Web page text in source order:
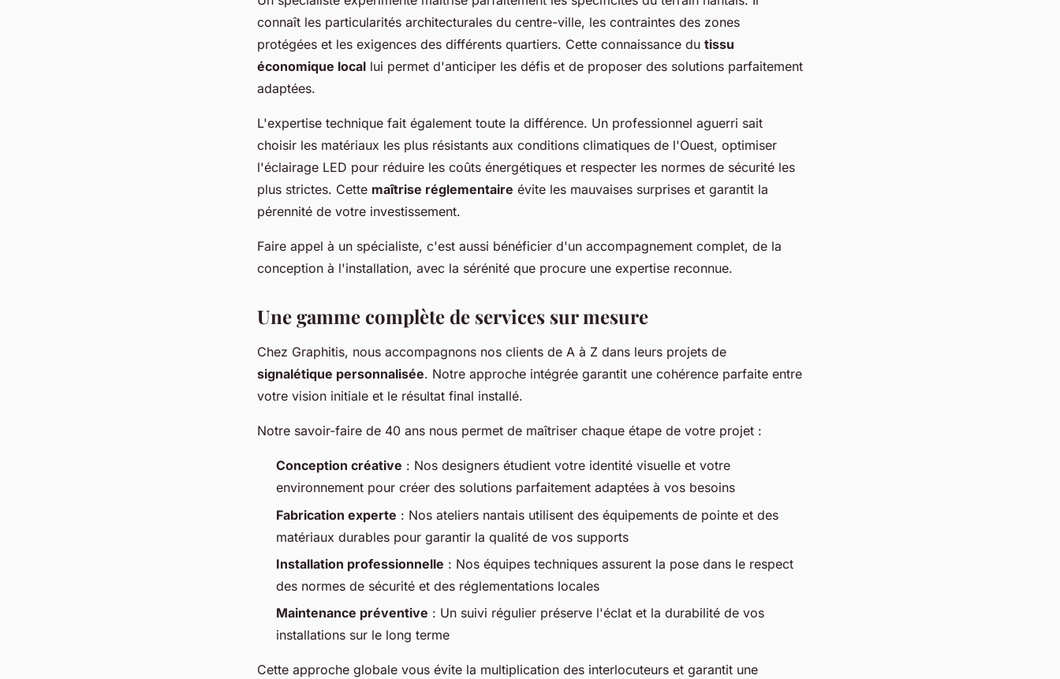
connaît les particularités architecturales du centre-ville, les contraintes des zones
protégées et les exigences des différents quartiers. Cette connaissance du tissu
économique local lui permet d'anticiper les défis et de proposer des solutions parfaitement
adaptées.
L'expertise technique fait également toute la différence. Un professionnel aguerri sait
choisir les matériaux les plus résistants aux conditions climatiques de l'Ouest, optimiser
l'éclairage LED pour réduire les coûts énergétiques et respecter les normes de sécurité les
plus strictes. Cette maîtrise réglementaire évite les mauvaises surprises et garantit la
pérennité de votre investissement.
Faire appel à un spécialiste, c'est aussi bénéficier d'un accompagnement complet, de la
conception à l'installation, avec la sérénité que procure une expertise reconnue.
Une gamme complète de services sur mesure
Chez Graphitis, nous accompagnons nos clients de A à Z dans leurs projets de
signalétique personnalisée. Notre approche intégrée garantit une cohérence parfaite entre
votre vision initiale et le résultat final installé.
Notre savoir-faire de 40 ans nous permet de maîtriser chaque étape de votre projet :
Conception créative : Nos designers étudient votre identité visuelle et votre
environnement pour créer des solutions parfaitement adaptées à vos besoins
Fabrication experte : Nos ateliers nantais utilisent des équipements de pointe et des
matériaux durables pour garantir la qualité de vos supports
Installation professionnelle : Nos équipes techniques assurent la pose dans le respect
des normes de sécurité et des réglementations locales
Maintenance préventive : Un suivi régulier préserve l'éclat et la durabilité de vos
installations sur le long terme
Cette approche globale vous évite la multiplication des interlocuteurs et garantit une